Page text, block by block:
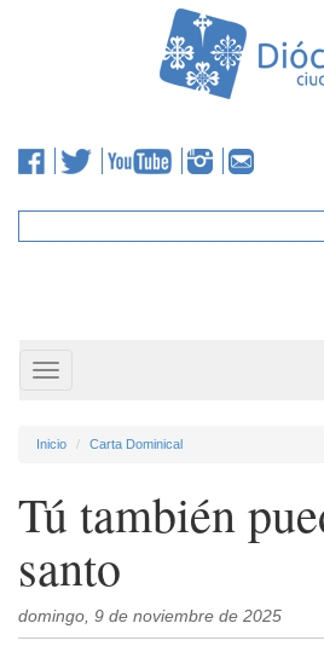
Toggle
navigation
Inicio Carta Dominical
Tú también
santo
domingo, 9 de noviembre de 2025